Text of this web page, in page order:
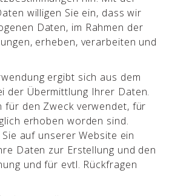
willigen Sie ein, dass wir
Daten, im Rahmen der
erheben, verarbeiten und
ergibt sich aus dem
der Übermittlung Ihrer Daten.
für den Zweck verwendet, für
erhoben worden sind.
auf unserer Website ein
Daten zur Erstellung und den
und für evtl. Rückfragen